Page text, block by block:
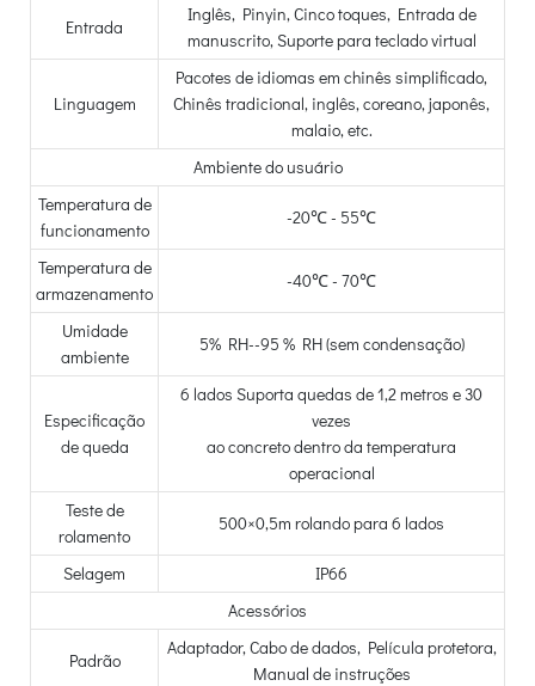
Entrada
Inglês, Pinyin, Cinco toques, Entrada de
manuscrito, Suporte para teclado virtual
Linguagem
Pacotes de idiomas em chinês simplificado,
Chinês tradicional, inglês, coreano, japonês,
malaio, etc.
Ambiente do usuário
Temperatura de
funcionamento
-20℃ - 55℃
Temperatura de
armazenamento
-40℃ - 70℃
Umidade
ambiente
5% RH--95 % RH (sem condensação)
Especificação
de queda
6 lados Suporta quedas de 1,2 metros e 30
vezes
ao concreto dentro da temperatura
operacional
Teste de
rolamento
500×0,5m rolando para 6 lados
Selagem
IP66
Acessórios
Padrão
Adaptador, Cabo de dados, Película protetora,
Manual de instruções